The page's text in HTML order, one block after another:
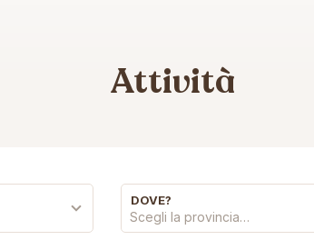
Attività
DOVE?
Scegli la provincia…